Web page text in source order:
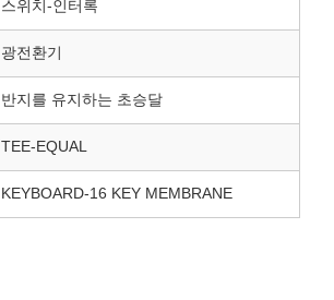
스위치-인터록
광전환기
반지를 유지하는 초승달
TEE-EQUAL
KEYBOARD-16 KEY MEMBRANE